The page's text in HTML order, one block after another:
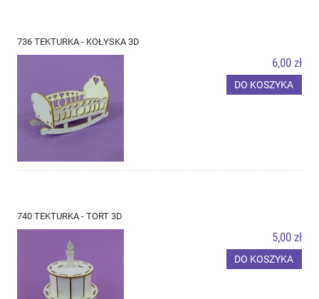
736 TEKTURKA - KOŁYSKA 3D
6,00 zł
DO KOSZYKA
740 TEKTURKA - TORT 3D
5,00 zł
DO KOSZYKA